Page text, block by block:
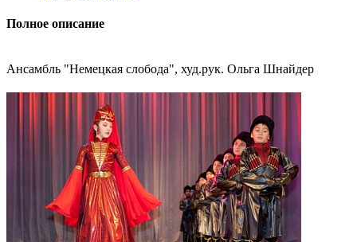
Полное описание
Ансамбль "Немецкая слобода", худ.рук. Ольга Шнайдер